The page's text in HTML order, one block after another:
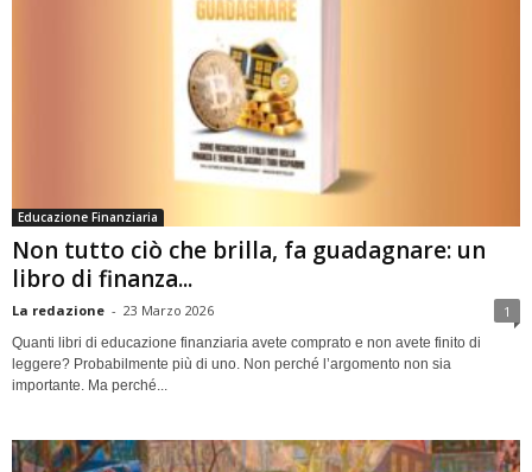
Educazione Finanziaria
Non tutto ciò che brilla, fa guadagnare: un
libro di finanza...
La redazione - 23 Marzo 2026 1
Quanti libri di educazione finanziaria avete comprato e non avete finito di
leggere? Probabilmente più di uno. Non perché l’argomento non sia
importante. Ma perché...